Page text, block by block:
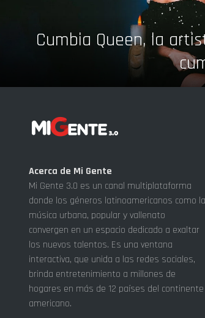
Cumbia Queen, la
Acerca de Mi Gente
Mi Gente 3.0 es un canal multiplataforma
donde los géneros latinoamericanos como la
música urbana, popular y vallenato
convergen en un espacio dedicado a exaltar
los nuevos talentos. Es una ventana
interactiva, que unida a las redes sociales,
brinda entretenimiento a millones de
hogares en más de 12 países del continente
americano.